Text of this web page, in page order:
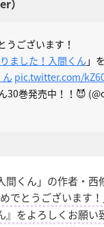
うございます！
ました！入間くん 」
pic.twitter.com/
30巻発売中！！😈
間くん」の作者・
でとうございます！
』をよろしくお願い